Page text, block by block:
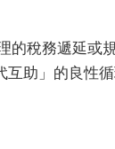
的稅務遞延或
助」的良性